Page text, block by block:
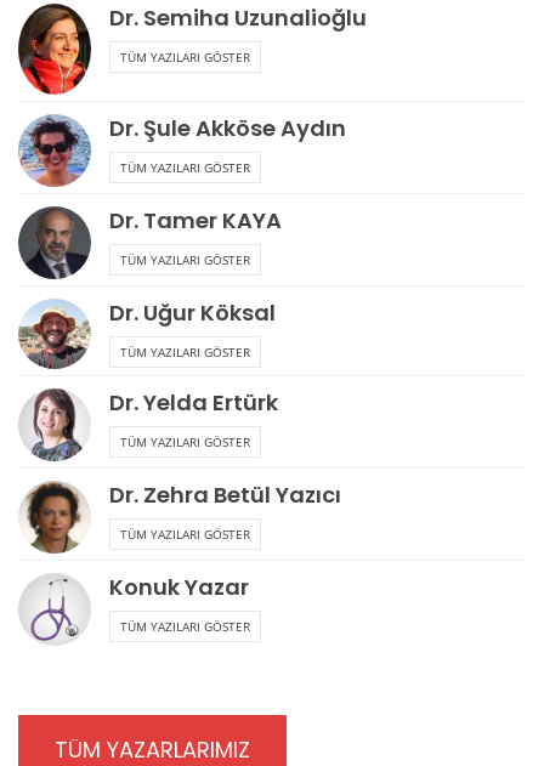
Dr. Semiha Uzunalioğlu
TÜM YAZILARI GÖSTER
Dr. Şule Akköse Aydın
TÜM YAZILARI GÖSTER
Dr. Tamer KAYA
TÜM YAZILARI GÖSTER
Dr. Uğur Köksal
TÜM YAZILARI GÖSTER
Dr. Yelda Ertürk
TÜM YAZILARI GÖSTER
Dr. Zehra Betül Yazıcı
TÜM YAZILARI GÖSTER
Konuk Yazar
TÜM YAZILARI GÖSTER
TÜM YAZARLARIMIZ